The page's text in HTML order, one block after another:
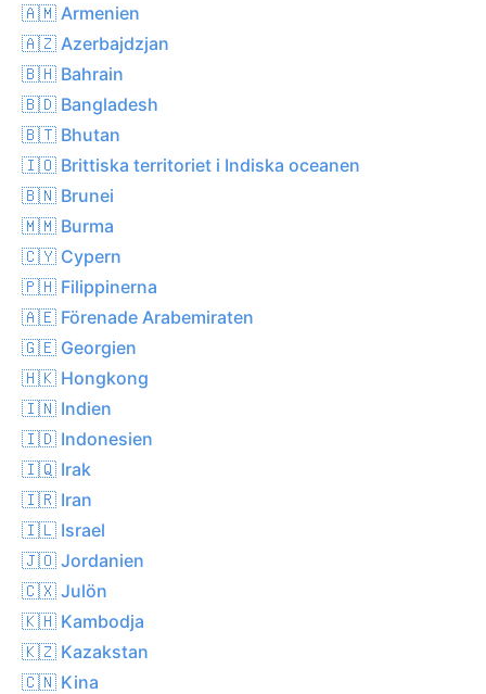
🇦🇲 Armenien
🇦🇿 Azerbajdzjan
🇧🇭 Bahrain
🇧🇩 Bangladesh
🇧🇹 Bhutan
🇮🇴 Brittiska territoriet i Indiska oceanen
🇧🇳 Brunei
🇲🇲 Burma
🇨🇾 Cypern
🇵🇭 Filippinerna
🇦🇪 Förenade Arabemiraten
🇬🇪 Georgien
🇭🇰 Hongkong
🇮🇳 Indien
🇮🇩 Indonesien
🇮🇶 Irak
🇮🇷 Iran
🇮🇱 Israel
🇯🇴 Jordanien
🇨🇽 Julön
🇰🇭 Kambodja
🇰🇿 Kazakstan
🇨🇳 Kina